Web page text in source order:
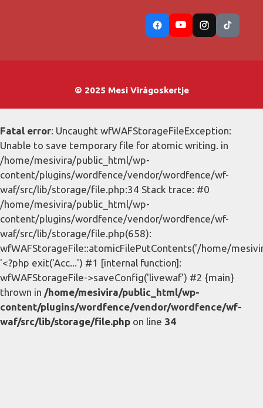
© 2025 Mesi Virágoskertje
Fatal error: Uncaught wfWAFStorageFileException:
Unable to save temporary file for atomic writing. in
/home/mesivira/public_html/wp-
content/plugins/wordfence/vendor/wordfence/wf-
waf/src/lib/storage/file.php:34 Stack trace: #0
/home/mesivira/public_html/wp-
content/plugins/wordfence/vendor/wordfence/wf-
waf/src/lib/storage/file.php(658):
wfWAFStorageFile::atomicFilePutContents('/home/
'<?php exit('Acc...') #1 [internal function]:
wfWAFStorageFile->saveConfig('livewaf') #2 {main}
thrown in /home/mesivira/public_html/wp-
content/plugins/wordfence/vendor/wordfence/wf-
waf/src/lib/storage/file.php on line 34